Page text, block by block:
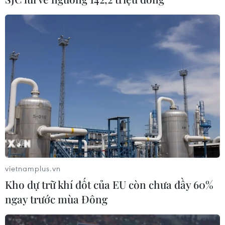
tỏa bản sắc dân tộc tại Đức ​
03/08/2026 03:55
Động đất tại Nhật Bản: Cộng đồng
người Việt dần ổn định
02/08/2026 12:20
Kiều bào - cầu nối lan tỏa hình ảnh
Việt Nam trong kỷ nguyên phát triển
31/07/2026 06:43
Nghĩa cử cao đẹp của lao động Việt
Nam lan tỏa trên truyền thông Nhật
vietnamplus.vn
Kho dự trữ khí đốt của EU còn chưa đầy 60%
ngay trước mùa Đông